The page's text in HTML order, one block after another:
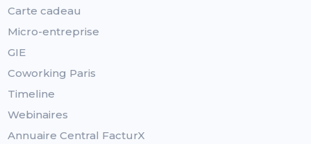
Carte cadeau
Micro-entreprise
GIE
Coworking Paris
Timeline
Webinaires
Annuaire Central FacturX